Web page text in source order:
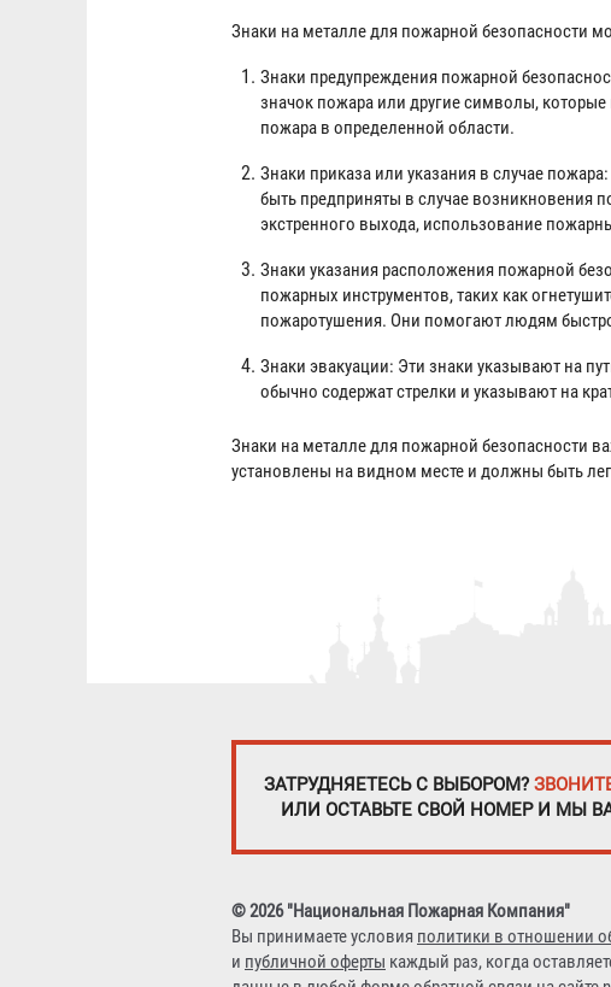
Знаки на металле для пожарной безопасности
Знаки предупреждения пожарной
значок пожара или другие символы,
пожара в определенной области.
Знаки приказа или указания в случае
быть предприняты в случае возникновения
экстренного выхода, использование
Знаки указания расположения пожарной
пожарных инструментов, таких как
пожаротушения. Они помогают людям
Знаки эвакуации: Эти знаки указывают на
обычно содержат стрелки и указывают на
Знаки на металле для пожарной безопасности
установлены на видном месте и должны быть
ЗАТРУДНЯЕТЕСЬ С ВЫБОРОМ?
ИЛИ ОСТАВЬТЕ СВОЙ НОМЕР И МЫ
© 2026 "Национальная Пожарная Компания"
Вы принимаете условия политики в отношении
и публичной оферты каждый раз, когда